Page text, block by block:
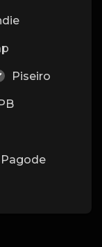
Piseiro
Pagode